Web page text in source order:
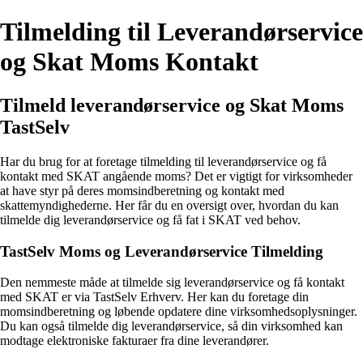
Tilmelding til Leverandørservice
og Skat Moms Kontakt
Tilmeld leverandørservice og Skat Moms
TastSelv
Har du brug for at foretage tilmelding til leverandørservice og få
kontakt med SKAT angående moms? Det er vigtigt for virksomheder
at have styr på deres momsindberetning og kontakt med
skattemyndighederne. Her får du en oversigt over, hvordan du kan
tilmelde dig leverandørservice og få fat i SKAT ved behov.
TastSelv Moms og Leverandørservice Tilmelding
Den nemmeste måde at tilmelde sig leverandørservice og få kontakt
med SKAT er via TastSelv Erhverv. Her kan du foretage din
momsindberetning og løbende opdatere dine virksomhedsoplysninger.
Du kan også tilmelde dig leverandørservice, så din virksomhed kan
modtage elektroniske fakturaer fra dine leverandører.